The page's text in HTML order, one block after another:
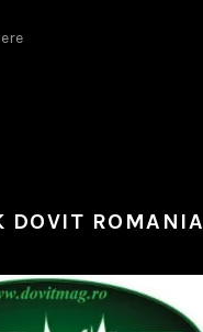
DOVIT ROMANIA